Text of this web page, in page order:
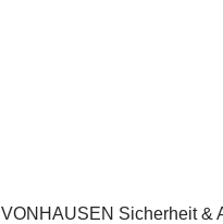
VONHAUSEN Sicherheit &